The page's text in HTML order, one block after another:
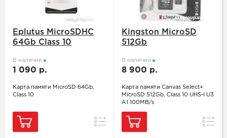
Eplutus MicroSDHC
64Gb Class 10
В наличии
1 090 р.
Карта памяти MicroSD 64Gb,
Class 10
Сравнение
Kingston MicroSD
512Gb
В наличии
8 900 р.
Карта памяти Canvas Select+
MicroSD 512Gb, Class 10 UHS-I U3
A1 100MB/s